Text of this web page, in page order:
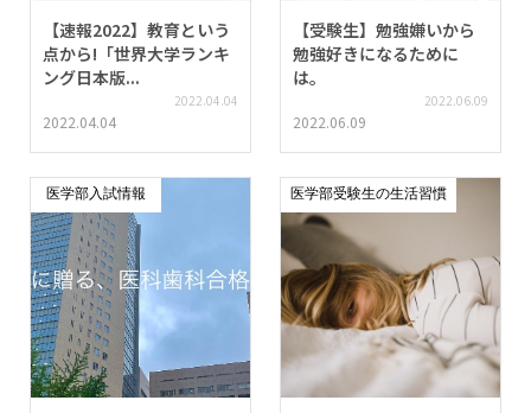
【速報2022】教育という
点から!「世界大学ランキ
ング日本版...
2022.04.04
2022.04.04
【受験生】勉強嫌いから
勉強好きになるために
は。
2022.06.09
2022.06.09
医学部入試情報 医学部受験生の生活習慣